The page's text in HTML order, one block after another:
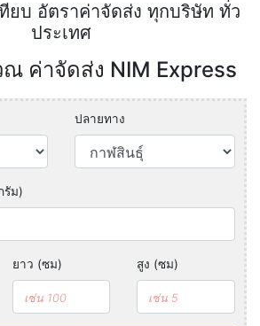
ทียบ อัตราค่าจัดส่ง ทุกบริษัท ทั่ว
ประเทศ
ค่าจัดส่ง NIM Express
ปลายทาง
รัม)
ยาว (ซม) สูง (ซม)